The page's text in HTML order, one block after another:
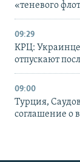
«теневого
09:29
КРЦ:
отпускают
09:00
Турция,
соглашение о